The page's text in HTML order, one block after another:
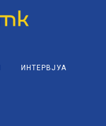
ИНТЕРВЈУА